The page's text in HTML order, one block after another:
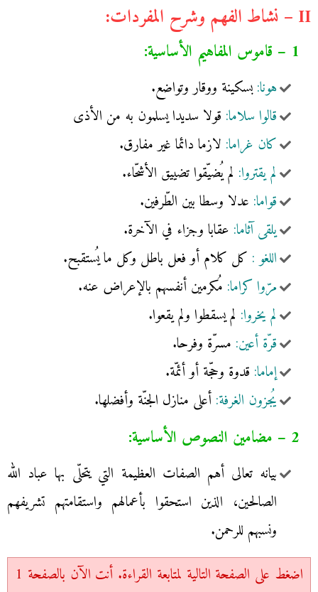
II – نشاط الفهم وشرح المفردات:
1 – قاموس المفاهيم الأساسية:
هونا:بسكينة ووقار وتواضع.
قالوا سلاما: قولا سديدا يسلمون به من الأذى
كان غراما: لازما دائما غير مفارق.
لم يقتروا: لم يُضيّقوا تضييق الأشحّاء.
قواما: عدلا وسطا بين الطّرفين.
يلقى آثاما: عقابا وجزاء في الآخرة.
اللغو : كل كلام أو فعل باطل وكل ما يُستقبح.
مرّوا كراما: مُكرمين أنفسهم بالإعراض عنه.
لم يخروا: لم يسقطوا ولم يقعوا.
قرّة أعين: مسرّة وفرحا.
إماما: قدوة وحجّة أو أئمّة.
يُجزون الغرفة: أعلى منازل الجنّة وأفضلها.
2 – مضامين النصوص الأساسية:
بيانه تعالى أهم الصفات العظيمة التي يتحلّى بها عباد الله
الصالحين، الذين استحقوا بأعمالهم واستقامتهم تشريفهم
ونسبهم للرحمن.
اضغط على الصفحة التالية لمتابعة القراءة. أنت الآن بالصفحة 1